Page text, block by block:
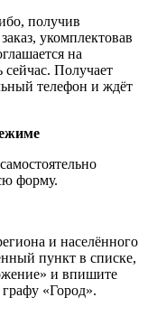
получив
укомплектовав
на
Получает
телефон и ждёт
форму.
и населённого
пункт в списке,
и впишите
«Город».